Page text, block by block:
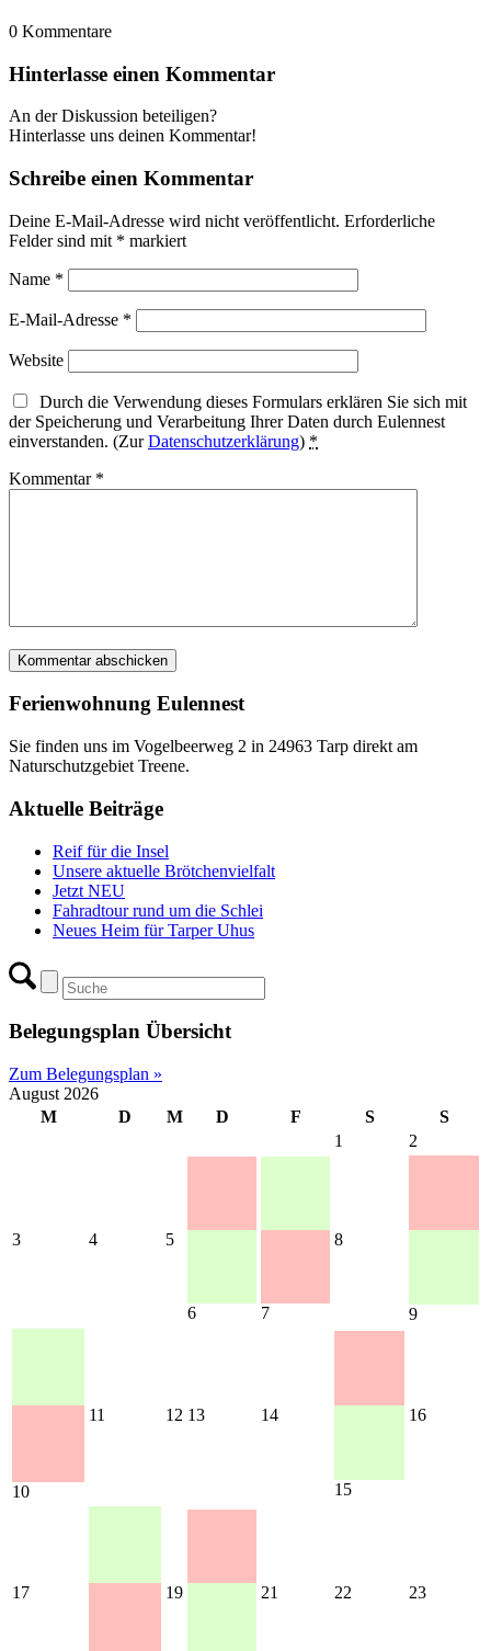
0 Kommentare
Hinterlasse einen Kommentar
An der Diskussion beteiligen?
Hinterlasse uns deinen Kommentar!
Schreibe einen Kommentar
Deine E-Mail-Adresse wird nicht veröffentlicht. Erforderliche
Felder sind mit * markiert
Name *
E-Mail-Adresse *
Website
Durch die Verwendung dieses Formulars erklären Sie sich mit
der Speicherung und Verarbeitung Ihrer Daten durch Eulennest
einverstanden. (ZurDatenschutzerklärung) *
Kommentar *
Ferienwohnung Eulennest
Sie finden uns im Vogelbeerweg 2 in 24963 Tarp direkt am
Naturschutzgebiet Treene.
Aktuelle Beiträge
Reif für die Insel
Unsere aktuelle Brötchenvielfalt
Jetzt NEU
Fahradtour rund um die Schlei
Neues Heim für Tarper Uhus
Belegungsplan Übersicht
Zum Belegungsplan »
August 2026
M
D M D F S
S
1
2
3 4 5
6 7
8
9
10
11 12 13 14
15
16
17 19 21 22 23